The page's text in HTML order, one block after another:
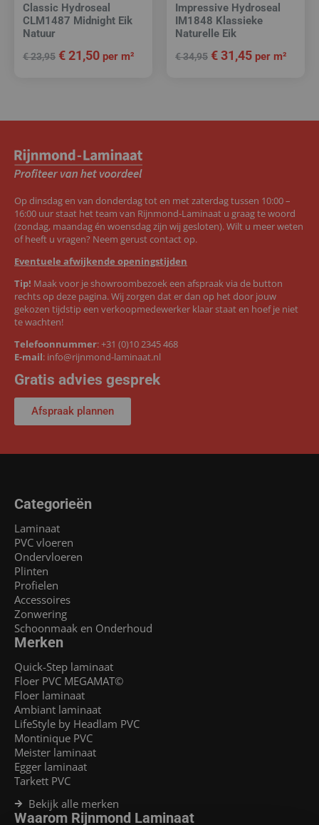
Classic Hydroseal
CLM1487 Midnight Eik
Natuur
€23,95 €21,50 per m²
Impressive Hydroseal
IM1848 Klassieke
Naturelle Eik
€34,95 €31,45 per m²
Op dinsdag en van donderdag tot en met zaterdag tussen 10:00 –
16:00 uur staat het team van Rijnmond-Laminaat u graag te woord
(zondag, maandag én woensdag zijn wij gesloten). Wilt u meer weten
of heeft u vragen? Neem gerust contact op.
Eventuele afwijkende openingstijden
Tip! Maak voor je showroombezoek een afspraak via de button
rechts op deze pagina. Wij zorgen dat er dan op het door jouw
gekozen tijdstip een verkoopmedewerker klaar staat en hoef je niet
te wachten!
Telefoonnummer:+31 (0)10 2345 468
E-mail: info@rijnmond-laminaat.nl
Gratis advies gesprek
Afspraak plannen
Categorieën
Laminaat
PVC vloeren
Ondervloeren
Plinten
Profielen
Accessoires
Zonwering
Schoonmaak en Onderhoud
Merken
Quick-Step laminaat
Floer PVC MEGAMAT©
Floer laminaat
Ambiant laminaat
LifeStyle by Headlam PVC
Montinique PVC
Meister laminaat
Egger laminaat
Tarkett PVC
Bekijk alle merken
Waarom Rijnmond Laminaat